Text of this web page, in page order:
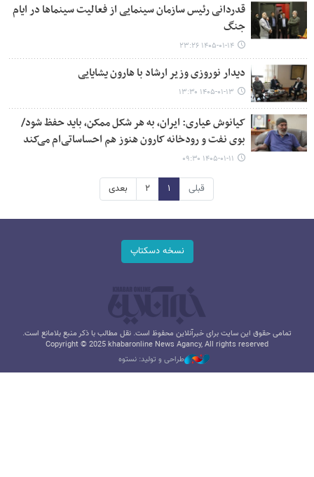
قدردانی رئیس سازمان سینمایی از فعالیت سینماها در ایام
جنگ
۱۴۰۵-۰۱-۱۴ ۲۳:۲۶
دیدار نوروزی وزیر ارشاد با هارون‌ یشایایی
۱۴۰۵-۰۱-۱۳ ۱۳:۳۰
کیانوش عیاری: ایران، به هر شکل ممکن، باید حفظ شود/
بوی نفت و رودخانه کارون هنوز هم احساساتی‌ام می‌کند
۱۴۰۵-۰۱-۱۱ ۰۹:۳۰
قبلی ۱ ۲ بعدی
نسخه دسکتاپ
تمامی حقوق این سایت برای خبرآنلاین محفوظ است. نقل مطالب با ذکر منبع بلامانع است.
Copyright © 2025 khabaronline News Agancy, All rights reserved
طراحی و تولید: نستوه